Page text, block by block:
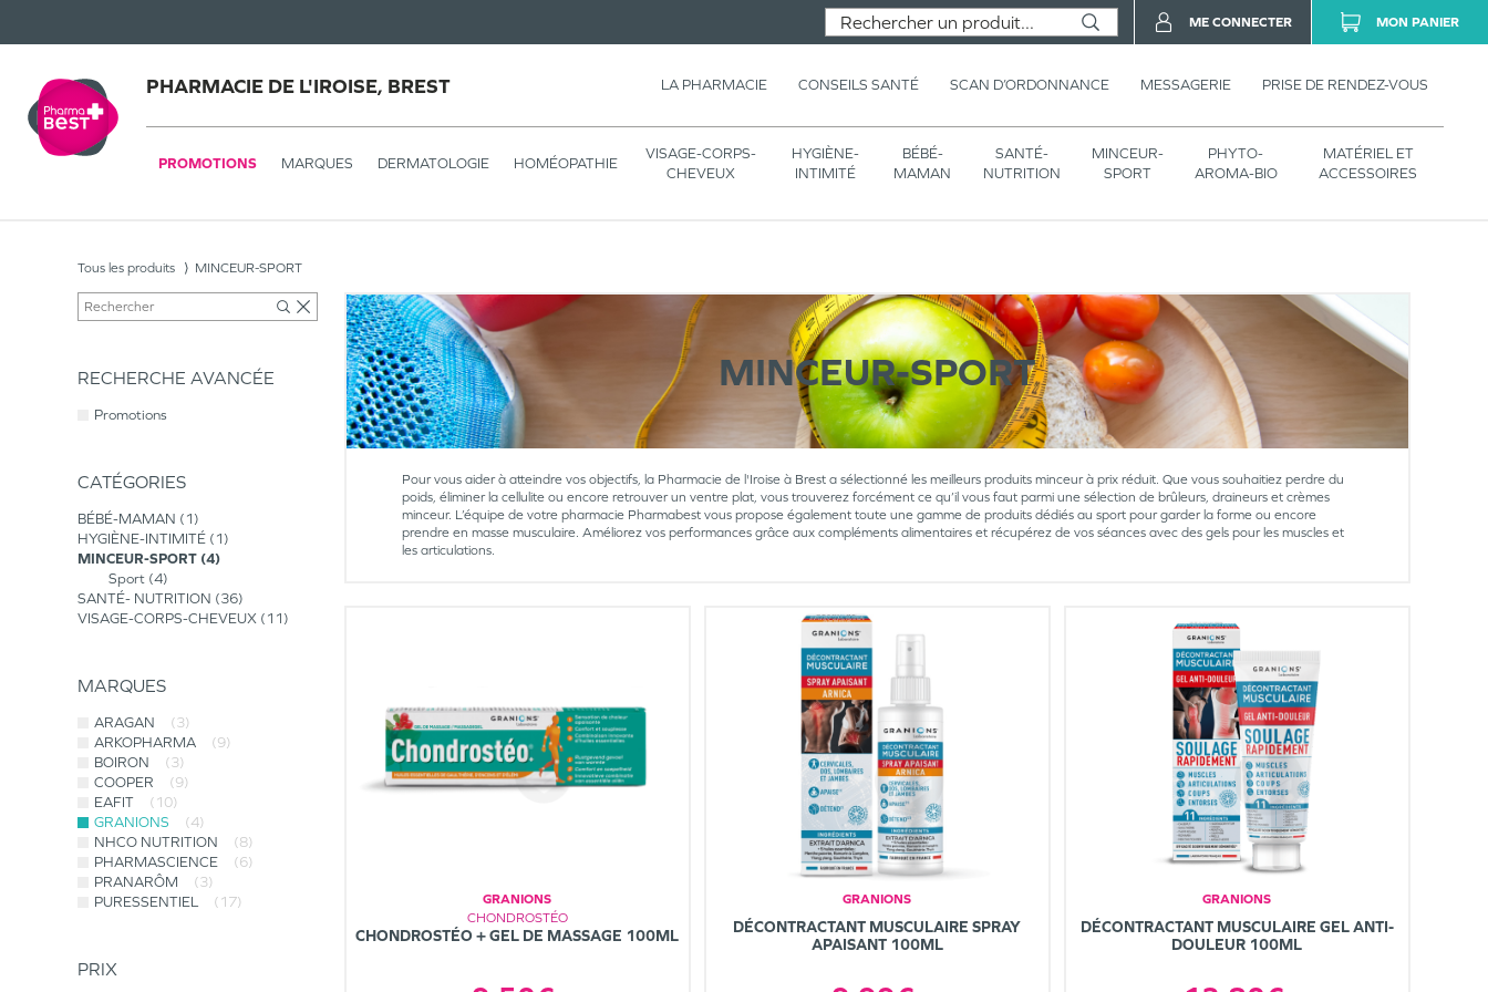
PHARMACIE DE L'IROISE, BREST LA PHARMACIE CONSEILS SANTÉ SCAN D’ORDONNANCE MESSAGERIE PRISE DE RENDEZ-VOUS
PROMOTIONS MARQUES DERMATOLOGIE HOMÉOPATHIE
VISAGE-CORPS-
CHEVEUX
HYGIÈNE-
INTIMITÉ
BÉBÉ-
MAMAN
SANTÉ-
NUTRITION
MINCEUR-
SPORT
PHYTO-
AROMA-BIO
MATÉRIEL ET
ACCESSOIRES
ME CONNECTER MON PANIER
Tous les produits MINCEUR-SPORT
RECHERCHE AVANCÉE
Promotions
CATÉGORIES
BÉBÉ-MAMAN
1
HYGIÈNE-INTIMITÉ
1
MINCEUR-SPORT 4
Sport 4
SANTÉ- NUTRITION
36
VISAGE-CORPS-CHEVEUX
11
MARQUES
ARAGAN
(3)
ARKOPHARMA
(9)
BOIRON
(3)
COOPER
(9)
EAFIT
(10)
GRANIONS
(4)
NHCO NUTRITION
(8)
PHARMASCIENCE
(6)
PRANARÔM
(3)
PURESSENTIEL
(17)
PRIX
MINCEUR-SPORT
Pour vous aider à atteindre vos objectifs, la Pharmacie de l'Iroise à Brest a sélectionné les meilleurs produits minceur à prix réduit. Que vous souhaitiez perdre du
poids, éliminer la cellulite ou encore retrouver un ventre plat, vous trouverez forcément ce qu’il vous faut parmi une sélection de brûleurs, draineurs et crèmes
minceur. L’équipe de votre pharmacie Pharmabest vous propose également toute une gamme de produits dédiés au sport pour garder la forme ou encore
prendre en masse musculaire. Améliorez vos performances grâce aux compléments alimentaires et récupérez de vos séances avec des gels pour les muscles et
les articulations.
GRANIONS
CHONDROSTÉO
CHONDROSTÉO + GEL DE MASSAGE 100ML
GRANIONS
DÉCONTRACTANT MUSCULAIRE SPRAY
APAISANT 100ML
GRANIONS
DÉCONTRACTANT MUSCULAIRE GEL ANTI-
DOULEUR 100ML